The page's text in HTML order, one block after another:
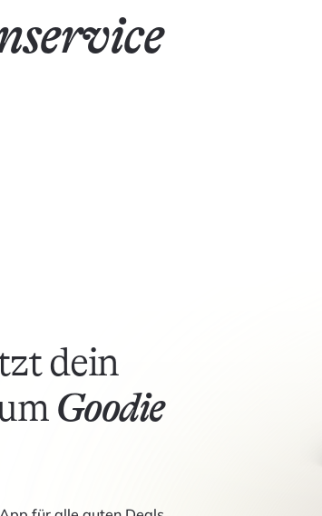
dein
Goodie